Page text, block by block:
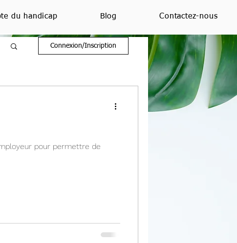
du handicap Blog Contactez-nous
Connexion/Inscription
pour permettre de